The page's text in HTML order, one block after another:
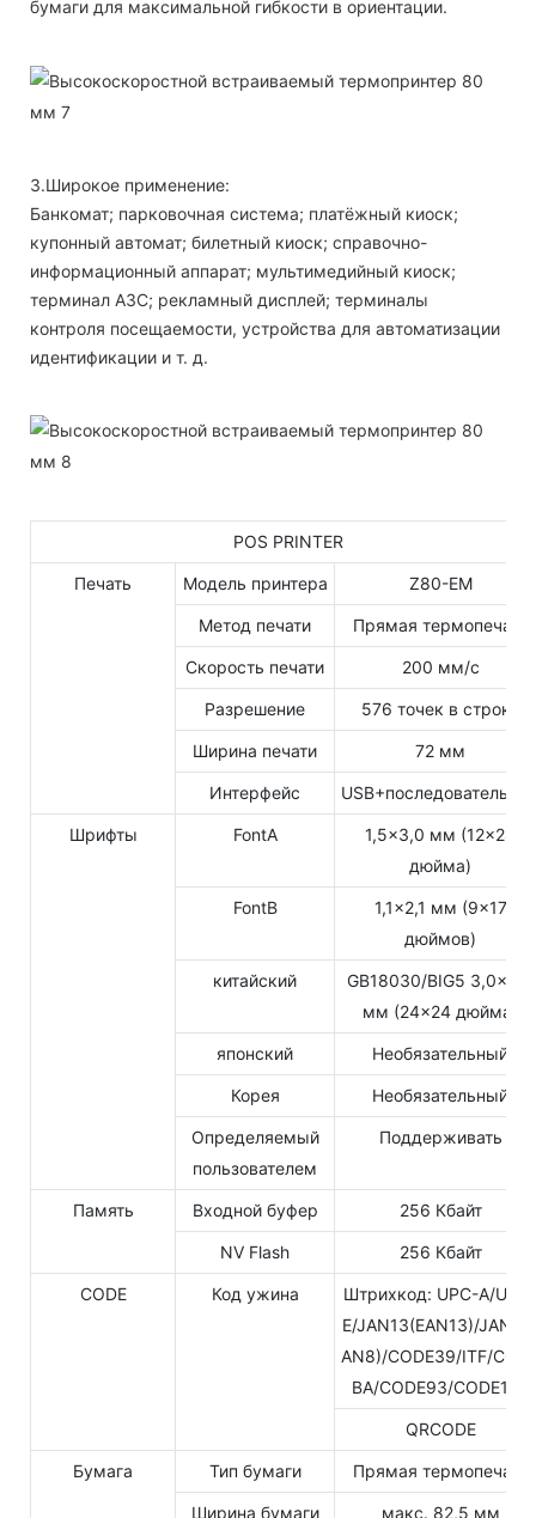
бумаги для максимальной гибкости в ориентации.
3.Широкое применение:
Банкомат; парковочная система; платёжный киоск;
купонный автомат; билетный киоск; справочно-
информационный аппарат; мультимедийный киоск;
терминал АЗС; рекламный дисплей; терминалы
контроля посещаемости, устройства для автоматизации
идентификации и т. д.
POS PRINTER
Печать Модель принтера Z80-EM
Метод печати Прямая термопечать
Скорость печати 200 мм/с
Разрешение 576 точек в строке
Ширина печати 72 мм
Интерфейс
Шрифты FontA
1,5×3,0 мм (12×24
дюйма)
FontB
1,1×2,1 мм (9×17
дюймов)
китайский
GB18030/BIG5 3,0×3,0
мм (24×24 дюйма)
японский Необязательный
Корея Необязательный
Определяемый
пользователем
Поддерживать
Память Входной буфер 256 Кбайт
NV Flash 256 Кбайт
CODE Код ужина
Штрихкод: UPC-A/UPC-
E/JAN13(EAN13)/
AN8)/CODE39/ITF/
BA/CODE93/CODE128
QRCODE
Бумага Тип бумаги Прямая термопечать
Ширина бумаги макс. 82,5 мм